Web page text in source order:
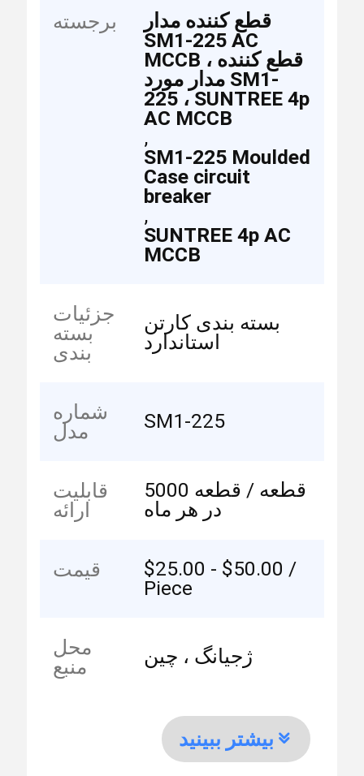
برجسته
قطع کننده مدار
SM1-225 AC
MCCB ، قطع کننده
مدار مورد SM1-
225 ، SUNTREE 4p
AC MCCB
,
SM1-225 Moulded
Case circuit
breaker
,
SUNTREE 4p AC
MCCB
جزئیات
بسته
بندی
بسته بندی کارتن
استاندارد
شماره
مدل
SM1-225
قابلیت
ارائه
5000 قطعه / قطعه
در هر ماه
قیمت
$25.00 - $50.00 /
Piece
محل
منبع
ژجیانگ ، چین
بیشتر ببینید